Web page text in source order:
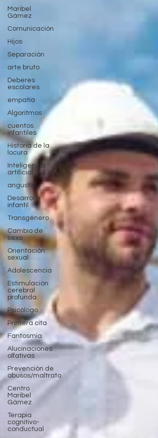
Maribel
Gámez
Comunicación
Hijos
Separación
arte bruto
Deberes
escolares
empatía
Algoritmos
cuentos
infantiles
Historia de la
locura
Inteligencia
artificial
angustia
Desarrollo
infantil
Transgénero
Cambio de
sexo
Orientación
sexual
Adolescencia
Estimulación
cerebral
profunda
Psicólogo
Primera cita
Fantosmia
Alucinaciones
olfativas
Prevención de
abusos/maltrato
Centro
Maribel
Gámez
Terapia
cognitivo-
conductual